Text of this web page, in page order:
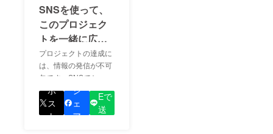
SNSを使って、
このプロジェク
トを一緒に広め
ましょう！
プロジェクトの達成に
は、情報の発信が不可
欠です。SNSでシェア
をして、あなたが応援
しているプロジェクト
の良さを知ってもらい
ポ
ス
ト
シ
ェ
ア
Eで
送